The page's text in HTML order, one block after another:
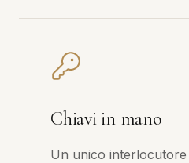
Chiavi in mano
Un unico interlocutore